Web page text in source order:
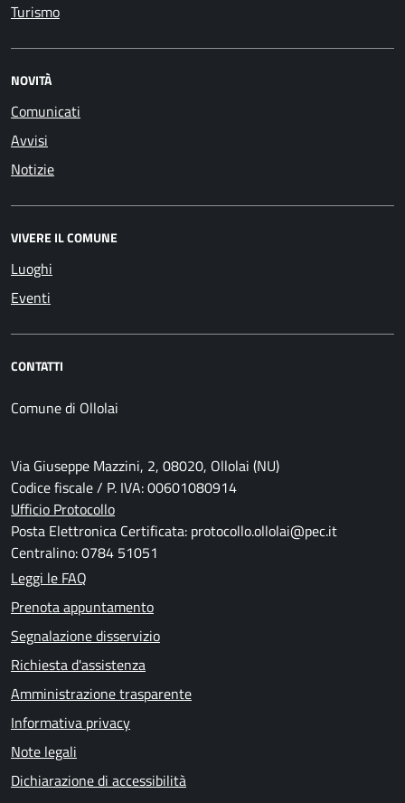
Turismo
NOVITÀ
Comunicati
Avvisi
Notizie
VIVERE IL COMUNE
Luoghi
Eventi
CONTATTI
Comune di Ollolai
Via Giuseppe Mazzini, 2, 08020, Ollolai (NU)
Codice fiscale / P. IVA: 00601080914
Ufficio Protocollo
Posta Elettronica Certificata: protocollo.ollolai@pec.it
Centralino: 0784 51051
Leggi le FAQ
Prenota appuntamento
Segnalazione disservizio
Richiesta d'assistenza
Amministrazione trasparente
Informativa privacy
Note legali
Dichiarazione di accessibilità